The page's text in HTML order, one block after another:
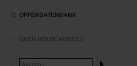
OPFERDATENBANK
ÜBER HOLOCAUST.CZ